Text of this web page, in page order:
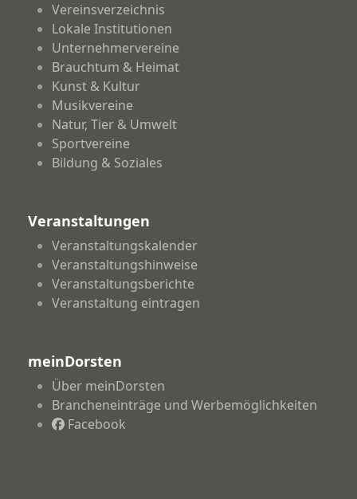
Vereinsverzeichnis
Lokale Institutionen
Unternehmervereine
Brauchtum & Heimat
Kunst & Kultur
Musikvereine
Natur, Tier & Umwelt
Sportvereine
Bildung & Soziales
Veranstaltungen
Veranstaltungskalender
Veranstaltungshinweise
Veranstaltungsberichte
Veranstaltung eintragen
meinDorsten
Über meinDorsten
Brancheneinträge und Werbemöglichkeiten
Facebook